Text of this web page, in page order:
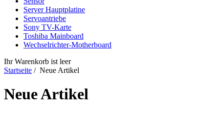
Server Hauptplatine
Servoantriebe
Sony TV-Karte
Toshiba Mainboard
Wechselrichter-Motherboard
Ihr Warenkorb ist leer
Startseite / Neue Artikel
Neue Artikel